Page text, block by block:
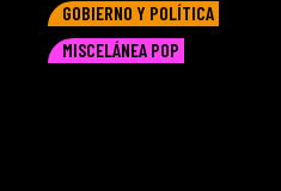
GOBIERNO Y POLÍTICA
MISCELÁNEA POP